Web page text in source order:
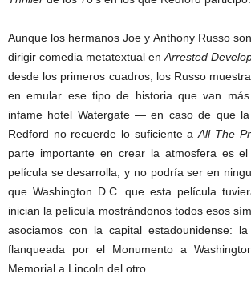
Aunque los hermanos Joe y Anthony Russo
dirigir comedia metatextual enArrested
desde los primeros cuadros, los Russo
en emular ese tipo de historia que van
infame hotel Watergate — en caso de que
Redford no recuerde lo suficiente aAll The
parte importante en crear la atmosfera es
película se desarrolla, y no podría ser en
que Washington D.C. que esta película
inician la película mostrándonos todos esos
asociamos con la capital estadounidense: la
flanqueada por el Monumento a
Memorial a Lincoln del otro.